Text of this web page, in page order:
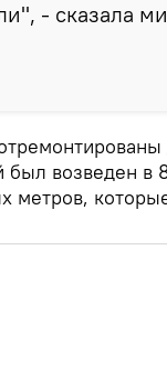
- сказала
был возведен
метров,